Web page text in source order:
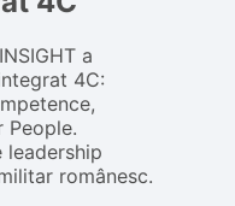
leadership
românesc.